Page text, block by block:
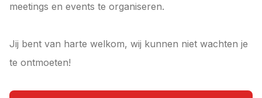
meetings en events te organiseren.
Jij bent van harte welkom, wij kunnen niet wachten je
te ontmoeten!